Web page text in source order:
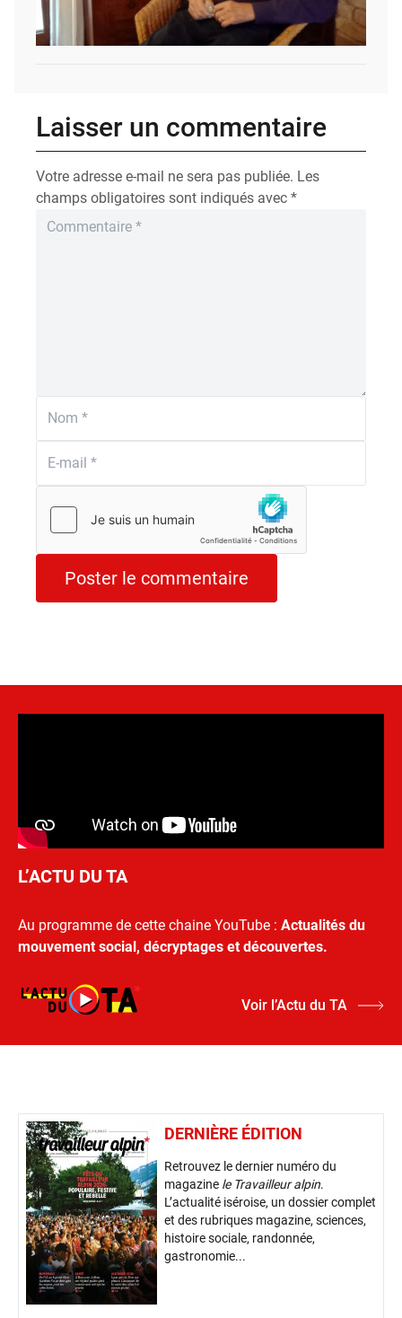
Laisser un commentaire
Votre adresse e-mail ne sera pas publiée. Les
champs obligatoires sont indiqués avec *
L’ACTU DU TA
Au programme de cette chaine YouTube : Actualités du
mouvement social, décryptages et découvertes.
Voir l’Actu du TA
DERNIÈRE ÉDITION
Retrouvez le dernier numéro du
magazine le Travailleur alpin.
L’actualité iséroise, un dossier complet
et des rubriques magazine, sciences,
histoire sociale, randonnée,
gastronomie...